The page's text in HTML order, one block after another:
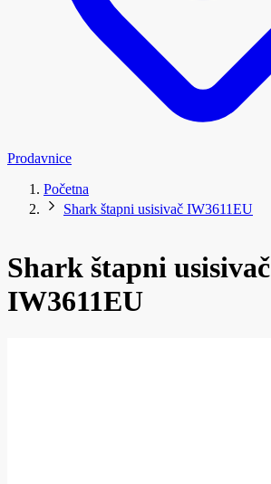
Prodavnice
Početna
Shark štapni usisivač IW3611EU
Shark štapni usisivač
IW3611EU